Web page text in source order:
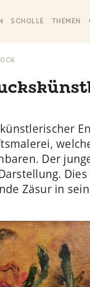
SCHOLLE THEMEN
Der
Zäsur in